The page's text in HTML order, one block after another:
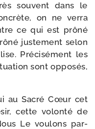
sou­vent dans le
on ne ver­ra
ce qui est prô­né
jus­te­ment selon
Précisément les
sont oppo­sés,
au Sacré Cœur cet
cette volon­té de
Le vou­lons par­